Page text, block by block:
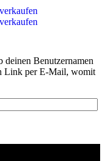
deinen Benutzernamen
Link per E-Mail, womit